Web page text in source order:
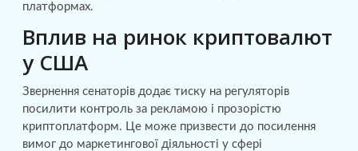
платформах.
Вплив на ринок криптовалют
у США
Звернення сенаторів додає тиску на регуляторів
посилити контроль за рекламою і прозорістю
криптоплатформ. Це може призвести до посилення
вимог до маркетингової діяльності у сфері